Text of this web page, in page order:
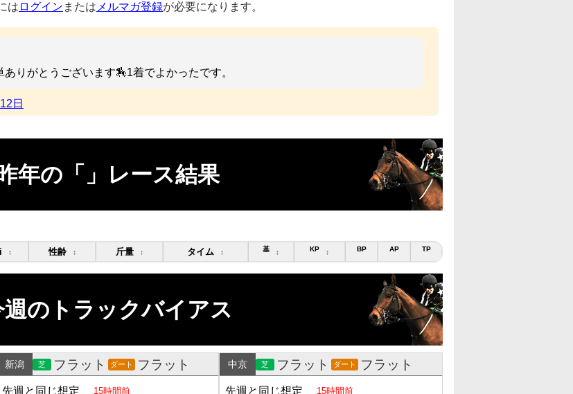
は ログイン または メルマガ登録が必要になります。
りがとうございます🏇1着でよかったです。
日
昨年の「」レース結果
↕ 性齢 ↕ 斤量 ↕ タイム ↕ 基 ↕ KP ↕ BP AP TP
週のトラックバイアス
新潟 芝 フラット ダート フラット
先週と同じ想定 15時間前
中京 芝 フラット ダート フラット
先週と同じ想定 15時間前